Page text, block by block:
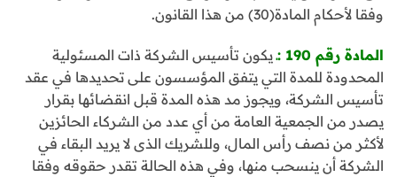
وفقا لأحكام المادة(30) من هذا القانون.
المادة رقم 190 :ـ
يكون تأسيس الشركة ذات المسئولية
المحدودة للمدة التي يتفق المؤسسون على تحديدها في عقد
تأسيس الشركة، ويجوز مد هذه المدة قبل انقضائها بقرار
يصدر من الجمعية العامة من أي عدد من الشركاء الحائزين
لأكثر من نصف رأس المال، وللشريك الذى لا يريد البقاء في
الشركة أن ينسحب منها، وفي هذه الحالة تقدر حقوقه وفقا